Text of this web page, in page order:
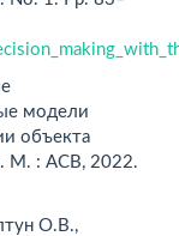
модели
объекта
М. : АСВ, 2022.
О.В.,